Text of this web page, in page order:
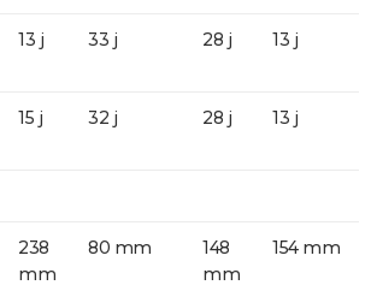
13 j 33 j 28 j 13 j
15 j 32 j 28 j 13 j
238
mm
80 mm
148
mm
154 mm